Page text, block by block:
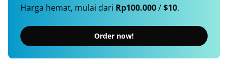
Harga hemat, mulai dari Rp100.000/$10.
Order now!